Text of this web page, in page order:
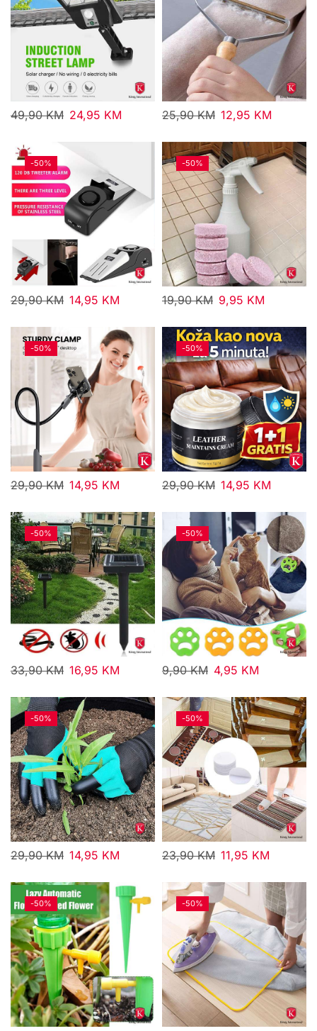
49,90KM 24,95 KM 25,90KM 12,95 KM
-50%
29,90KM 14,95 KM
-50%
19,90KM 9,95 KM
-50%
29,90KM 14,95 KM
-50%
29,90KM 14,95 KM
-50%
33,90KM 16,95 KM
-50%
9,90KM 4,95 KM
-50%
29,90KM 14,95 KM
-50%
23,90KM 11,95 KM
-50% -50%